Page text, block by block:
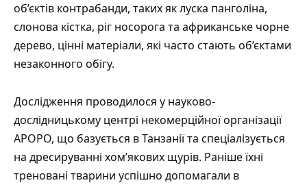
об’єктів контрабанди, таких як луска панголіна,
слонова кістка, ріг носорога та африканське чорне
дерево, цінні матеріали, які часто стають об’єктами
незаконного обігу.
Дослідження проводилося у науково-
дослідницькому центрі некомерційної організації
APOPO, що базується в Танзанії та спеціалізується
на дресируванні хом’якових щурів. Раніше їхні
треновані тварини успішно допомагали в